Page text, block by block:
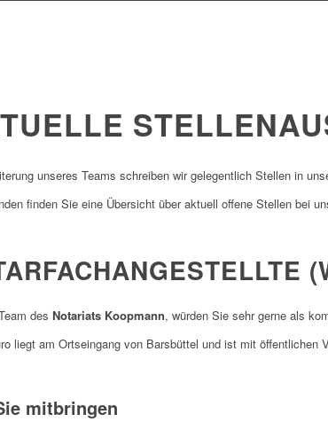
unseres Teams schreiben wir gelegentlich Stellen in
finden Sie eine Übersicht über aktuell offene Stellen bei
des Notariats Koopmann, würden Sie sehr gerne als
liegt am Ortseingang von Barsbüttel und ist mit
mitbringen